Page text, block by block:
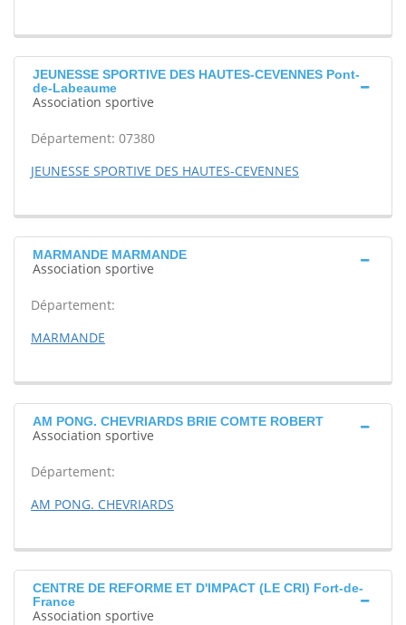
JEUNESSE SPORTIVE DES HAUTES-CEVENNES Pont-
de-Labeaume
Association sportive
Département: 07380
JEUNESSE SPORTIVE DES HAUTES-CEVENNES
MARMANDE MARMANDE
Association sportive
Département:
MARMANDE
AM PONG. CHEVRIARDS BRIE COMTE ROBERT
Association sportive
Département:
AM PONG. CHEVRIARDS
CENTRE DE REFORME ET D'IMPACT (LE CRI) Fort-de-
France
Association sportive